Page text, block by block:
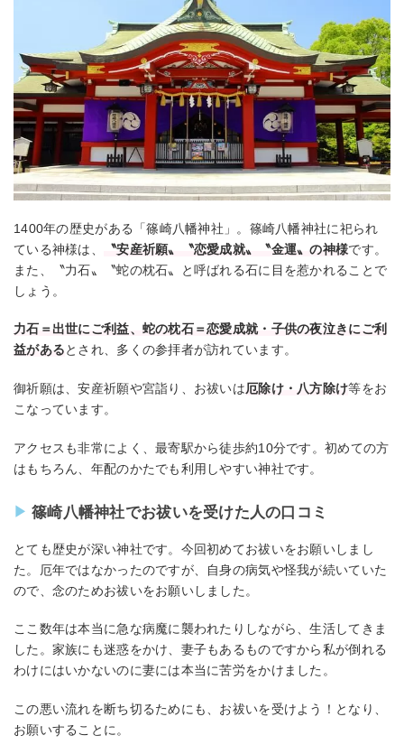
1400年の歴史がある「篠崎八幡神社」。篠崎八幡神社に祀られ
ている神様は、
〝安産祈願〟〝恋愛成就〟〝金運〟の神様です。
また、〝力石〟〝蛇の枕石〟と呼ばれる石に目を惹かれることで
しょう。
力石＝出世にご利益、蛇の枕石＝恋愛成就・子供の夜泣きにご利
益があるとされ、多くの参拝者が訪れています。
御祈願は、安産祈願や宮詣り、お祓いは厄除け・八方除け等をお
こなっています。
アクセスも非常によく、最寄駅から徒歩約10分です。初めての方
はもちろん、年配のかたでも利用しやすい神社です。
篠崎八幡神社でお祓いを受けた人の口コミ
とても歴史が深い神社です。今回初めてお祓いをお願いしまし
た。厄年ではなかったのですが、自身の病気や怪我が続いていた
ので、念のためお祓いをお願いしました。
ここ数年は本当に急な病魔に襲われたりしながら、生活してきま
した。家族にも迷惑をかけ、妻子もあるものですから私が倒れる
わけにはいかないのに妻には本当に苦労をかけました。
この悪い流れを断ち切るためにも、お祓いを受けよう！となり、
お願いすることに。